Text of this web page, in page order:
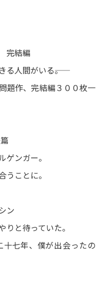
完結編
人間がいる――。
題作、完結編３００枚一
ンガー。
うことに。
ン
と待っていた。
七年、僕が出会ったの